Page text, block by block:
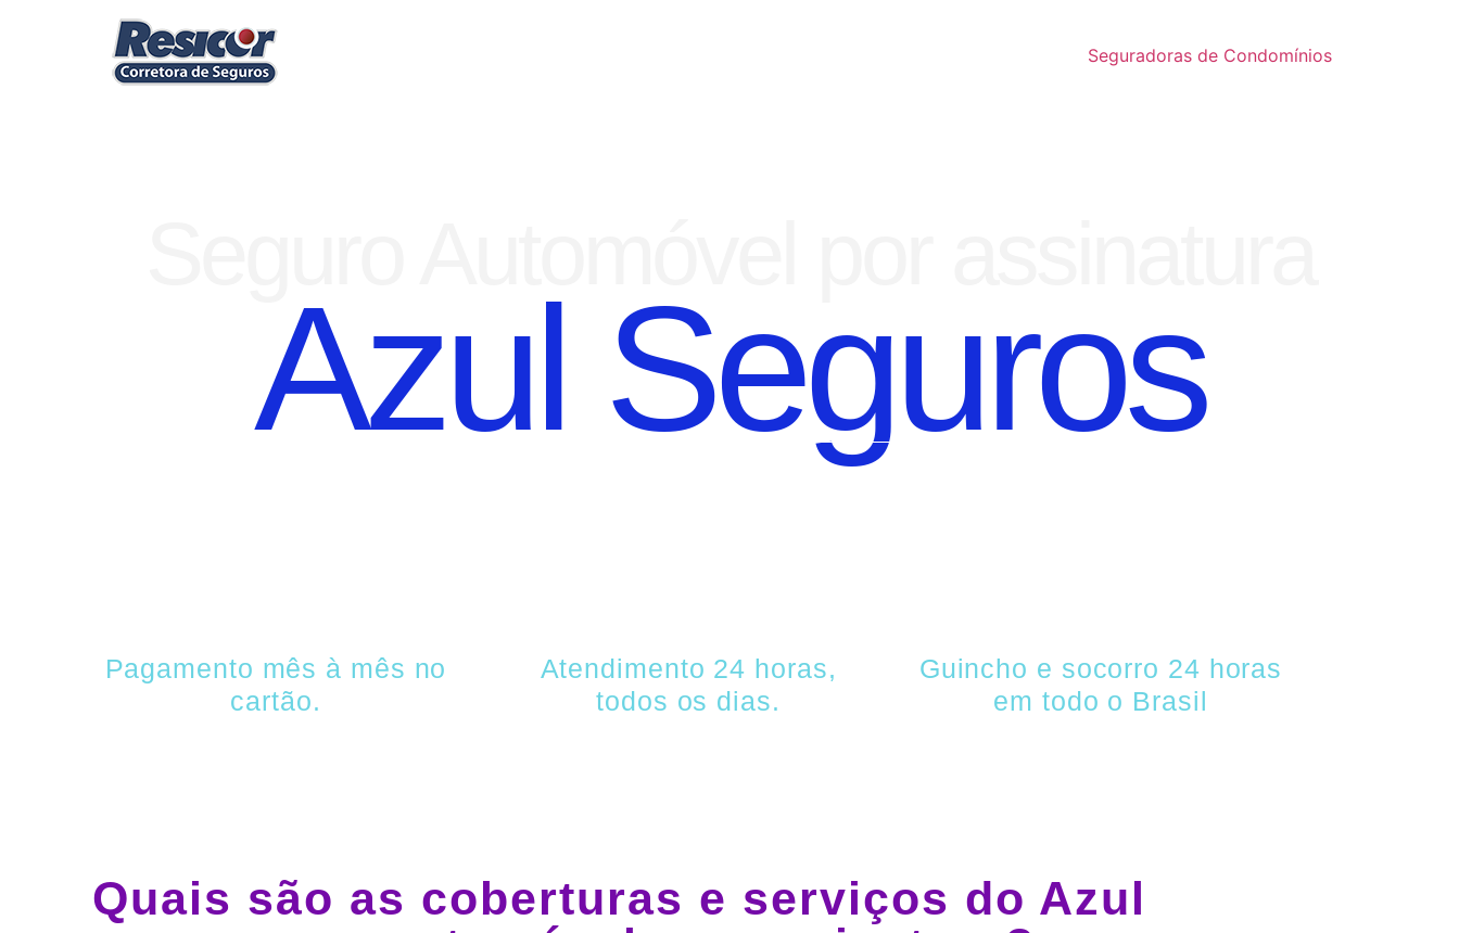
Seguradoras de Condomínios
Azul Seguros
Pagamento mês à mês no
cartão.
Atendimento 24 horas,
todos os dias.
Guincho e socorro 24 horas
em todo o Brasil
Quais são as coberturas e serviços do Azul